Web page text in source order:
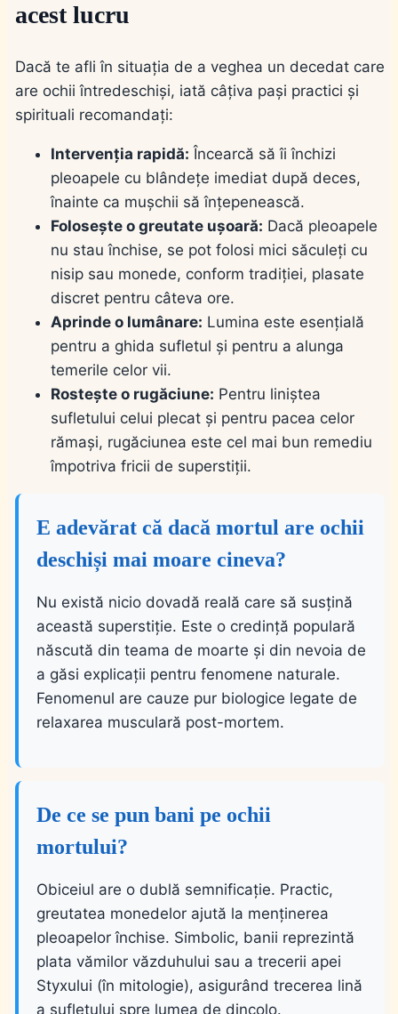
acest lucru
Dacă te afli în situația de a veghea un decedat care
are ochii întredeschiși, iată câțiva pași practici și
spirituali recomandați:
Intervenția rapidă: Încearcă să îi închizi
pleoapele cu blândețe imediat după deces,
înainte ca mușchii să înțepenească.
Folosește o greutate ușoară: Dacă pleoapele
nu stau închise, se pot folosi mici săculeți cu
nisip sau monede, conform tradiției, plasate
discret pentru câteva ore.
Aprinde o lumânare: Lumina este esențială
pentru a ghida sufletul și pentru a alunga
temerile celor vii.
Rostește o rugăciune: Pentru liniștea
sufletului celui plecat și pentru pacea celor
rămași, rugăciunea este cel mai bun remediu
împotriva fricii de superstiții.
E adevărat că dacă mortul are ochii
deschiși mai moare cineva?
Nu există nicio dovadă reală care să susțină
această superstiție. Este o credință populară
născută din teama de moarte și din nevoia de
a găsi explicații pentru fenomene naturale.
Fenomenul are cauze pur biologice legate de
relaxarea musculară post-mortem.
De ce se pun bani pe ochii
mortului?
Obiceiul are o dublă semnificație. Practic,
greutatea monedelor ajută la menținerea
pleoapelor închise. Simbolic, banii reprezintă
plata vămilor văzduhului sau a trecerii apei
Styxului (în mitologie), asigurând trecerea lină
a sufletului spre lumea de dincolo.